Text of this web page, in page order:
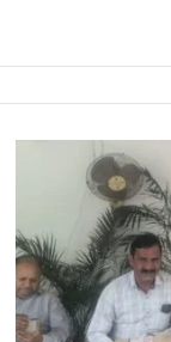
द्दों
प
र
स
र